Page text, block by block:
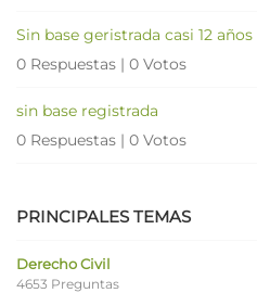
Sin base geristrada casi 12
0 Respuestas | 0 Votos
sin base registrada
0 Respuestas | 0 Votos
PRINCIPALES TEMAS
Derecho Civil
4653 Preguntas